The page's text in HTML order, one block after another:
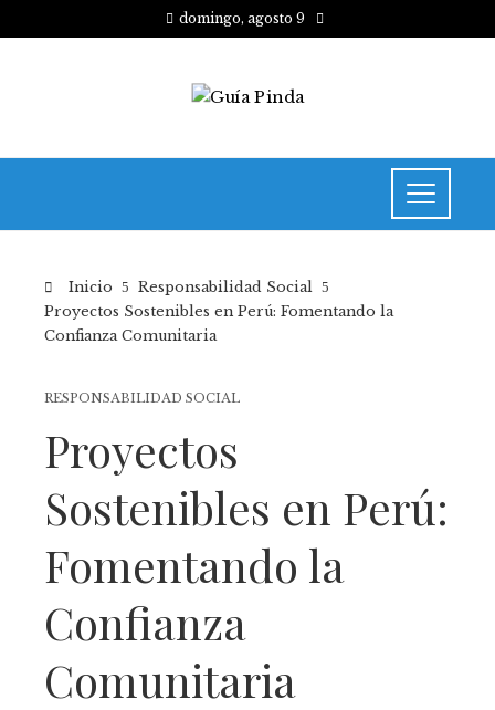
domingo, agosto 9
Inicio
Responsabilidad Social
Proyectos Sostenibles en Perú: Fomentando la
Confianza Comunitaria
RESPONSABILIDAD SOCIAL
Proyectos
Sostenibles en Perú:
Fomentando la
Confianza
Comunitaria